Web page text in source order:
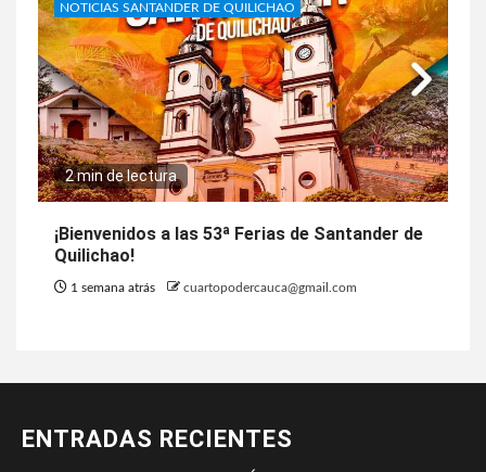
NOTICIAS SANTANDER DE QUILICHAO
2 min de lectura
¡Bienvenidos a las 53ª Ferias de Santander de
Quilichao!
1 semana atrás cuartopodercauca@gmail.com
ENTRADAS RECIENTES